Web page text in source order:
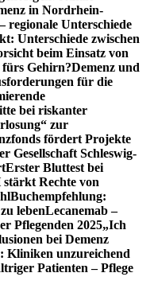
in Nordrhein-
regionale Unterschiede
Unterschiede zwischen
beim Einsatz von
fürs Gehirn?Demenz und
für die
bei riskanter
zur
fördert Projekte
Gesellschaft Schleswig-
Erster Bluttest bei
stärkt Rechte von
Buchempfehlung:
lebenLecanemab –
Pflegenden 2025„Ich
bei Demenz
Kliniken unzureichend
Patienten – Pflege